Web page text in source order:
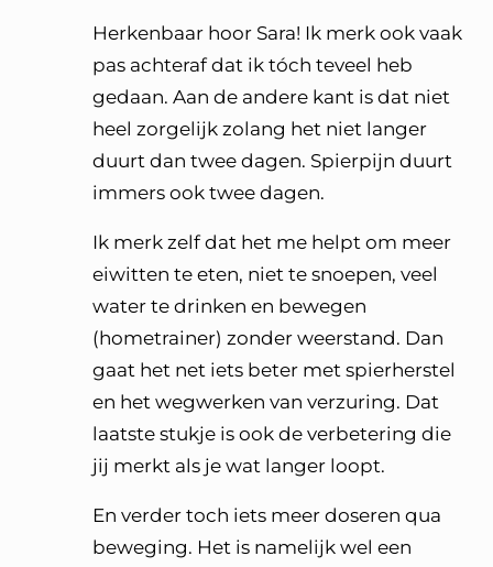
Herkenbaar hoor Sara! Ik merk ook vaak
pas achteraf dat ik tóch teveel heb
gedaan. Aan de andere kant is dat niet
heel zorgelijk zolang het niet langer
duurt dan twee dagen. Spierpijn duurt
immers ook twee dagen.
Ik merk zelf dat het me helpt om meer
eiwitten te eten, niet te snoepen, veel
water te drinken en bewegen
(hometrainer) zonder weerstand. Dan
gaat het net iets beter met spierherstel
en het wegwerken van verzuring. Dat
laatste stukje is ook de verbetering die
jij merkt als je wat langer loopt.
En verder toch iets meer doseren qua
beweging. Het is namelijk wel een